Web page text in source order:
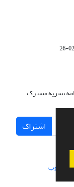
نشریه مشترک
اشتراک
سیناوب